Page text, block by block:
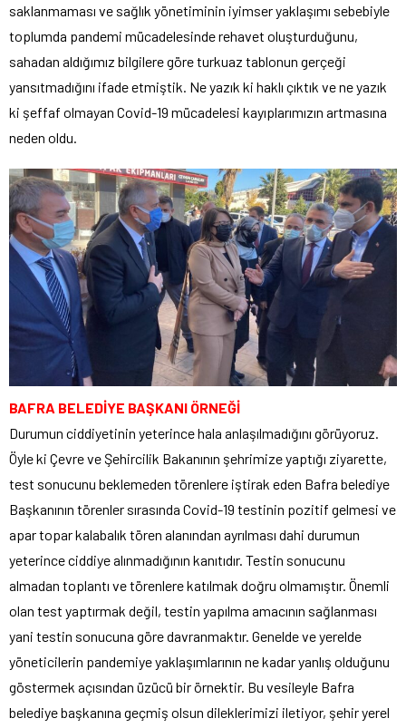
saklanmaması ve sağlık yönetiminin iyimser yaklaşımı sebebiyle
toplumda pandemi mücadelesinde rehavet oluşturduğunu,
sahadan aldığımız bilgilere göre turkuaz tablonun gerçeği
yansıtmadığını ifade etmiştik. Ne yazık ki haklı çıktık ve ne yazık
ki şeffaf olmayan Covid-19 mücadelesi kayıplarımızın artmasına
neden oldu.
BAFRA BELEDİYE BAŞKANI ÖRNEĞİ
Durumun ciddiyetinin yeterince hala anlaşılmadığını görüyoruz.
Öyle ki Çevre ve Şehircilik Bakanının şehrimize yaptığı ziyarette,
test sonucunu beklemeden törenlere iştirak eden Bafra belediye
Başkanının törenler sırasında Covid-19 testinin pozitif gelmesi ve
apar topar kalabalık tören alanından ayrılması dahi durumun
yeterince ciddiye alınmadığının kanıtıdır. Testin sonucunu
almadan toplantı ve törenlere katılmak doğru olmamıştır. Önemli
olan test yaptırmak değil, testin yapılma amacının sağlanması
yani testin sonucuna göre davranmaktır. Genelde ve yerelde
yöneticilerin pandemiye yaklaşımlarının ne kadar yanlış olduğunu
göstermek açısından üzücü bir örnektir. Bu vesileyle Bafra
belediye başkanına geçmiş olsun dileklerimizi iletiyor, şehir yerel